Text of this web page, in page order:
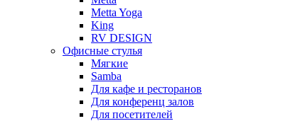
Metta Yoga
King
RV DESIGN
Офисные стулья
Мягкие
Samba
Для кафе и ресторанов
Для конференц залов
Для посетителей